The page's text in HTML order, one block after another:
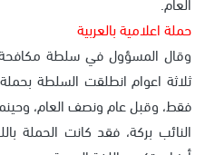
حملة اعلامية بالعربية
وقال المسؤول في سلطة مكافحة
ثلاثة اعوام انطلقت السلطة بحملة
فقط، وقبل عام ونصف العام،
النائب بركة، فقد كانت الحملة